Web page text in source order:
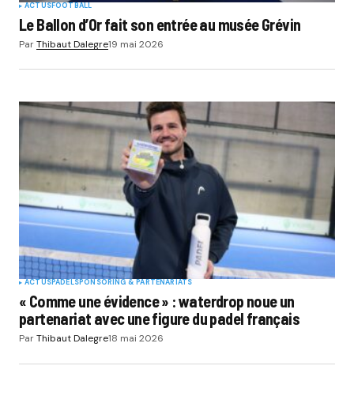
ACTUSFOOTBALL
Le Ballon d’Or fait son entrée au musée Grévin
ParThibaut Dalegre19 mai 2026
ACTUSPADELSPONSORING & PARTENARIATS
« Comme une évidence » : waterdrop noue un
partenariat avec une figure du padel français
ParThibaut Dalegre18 mai 2026